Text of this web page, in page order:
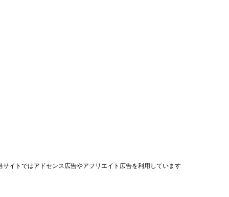
サイトではアドセンス広告やアフリエイト広告を利用しています